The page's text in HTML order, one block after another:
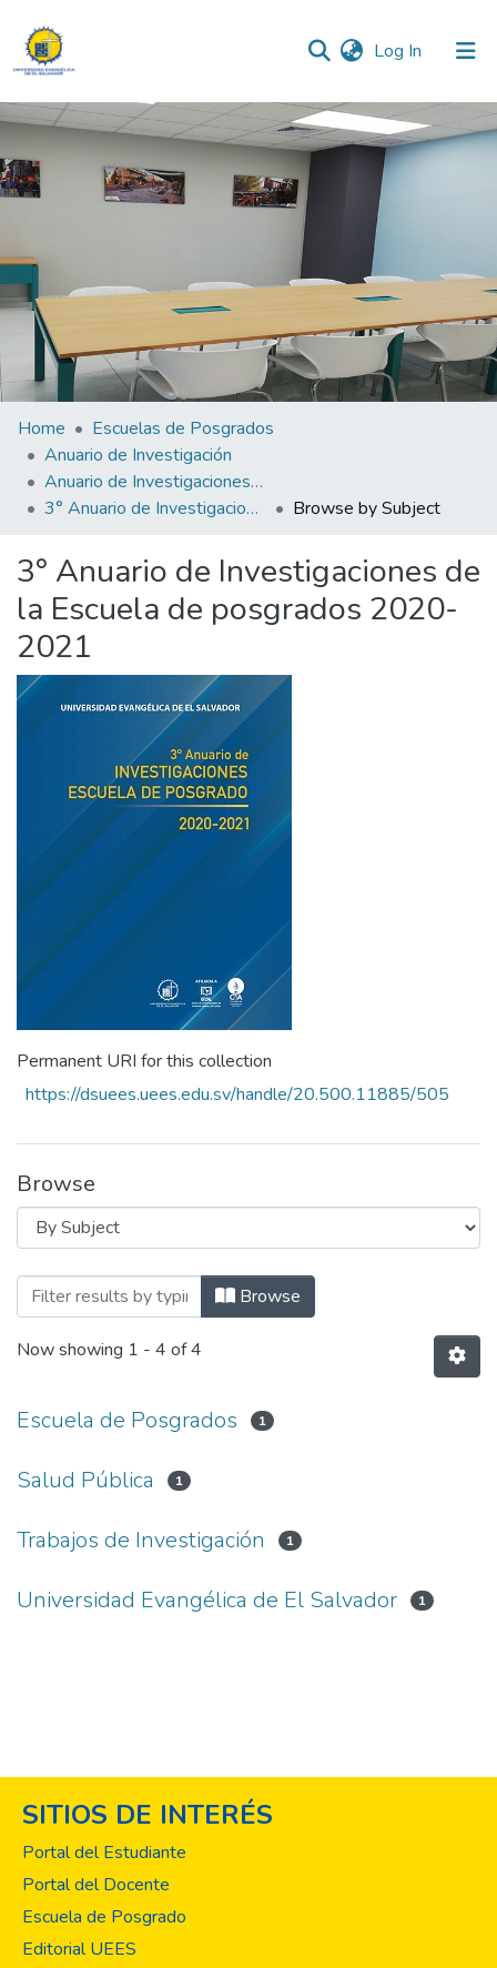
Log In (current)
Communities & Collections
All of DSpace
Home
Escuelas de Posgrados
Anuario de Investigación
Anuario de Investigaciones de la Escuela de Posgrados
3° Anuario de Investigaciones de la Escuela de posgrados 2020-2021
Browse by Subject
3° Anuario de Investigaciones de
la Escuela de posgrados 2020-
2021
Permanent URI for this collection
https://dsuees.uees.edu.sv/handle/20.500.11885/505
Browse
Browsing 3° Anuario de
Browse
Now showing 1 - 4 of 4
Escuela de Posgrados 1
Salud Pública 1
Trabajos de Investigación 1
Universidad Evangélica de El Salvador 1
SITIOS DE INTERÉS
Portal del Estudiante
Portal del Docente
Escuela de Posgrado
Editorial UEES